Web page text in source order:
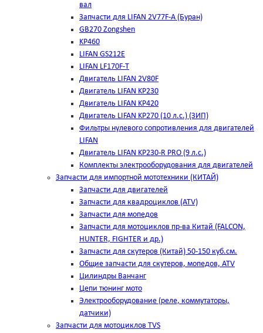
вал
Запчасти для LIFAN 2V77F-A (Буран)
GB270 Zongshen
KP460
LIFAN GS212E
LIFAN LF170F-T
Двигатель LIFAN 2V80F
Двигатель LIFAN KP230
Двигатель LIFAN KP420
Двигатель LIFAN KP270 (10 л.с.) (ЗИП)
Фильтры нулевого сопротивления для двигателей
LIFAN
Двигатель LIFAN KP230-R PRO (9 л.с.)
Комплекты электрооборудования для двигателей
Запчасти для импортной мототехники (КИТАЙ)
Запчасти для двигателей
Запчасти для квадроциклов (ATV)
Запчасти для мопедов
Запчасти для мотоциклов пр-ва Китай (FALCON,
HUNTER, FIGHTER и др.)
Запчасти для скутеров (Китай) 50-150 куб.см.
Общие запчасти для скутеров, мопедов, ATV
Цилиндры Ванчанг
Цепи тюнинг мото
Электрооборудование (реле, коммутаторы,
датчики)
Запчасти для мотоциклов TVS